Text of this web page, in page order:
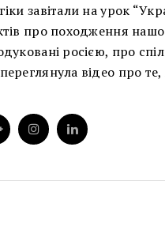
завітали на урок
про походження
росією, про
відео про